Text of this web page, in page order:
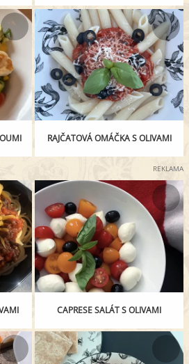
RAJČATOVÁ OMÁČKA S OLIVAMI
REKLAMA
CAPRESE SALÁT S OLIVAMI